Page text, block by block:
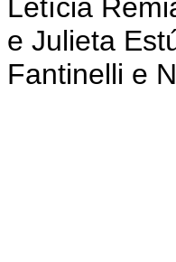
Letícia
e Julieta
Fantinelli e